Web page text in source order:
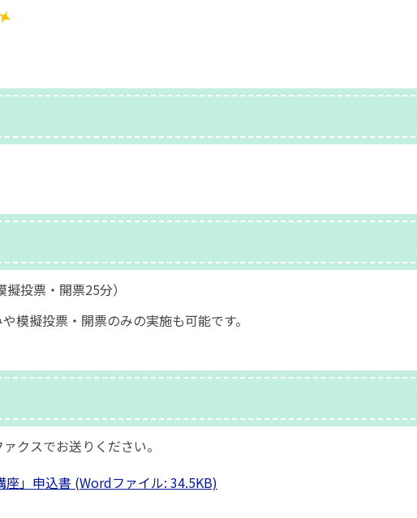
投票・開票25分）
模擬投票・開票のみの実施も可能です。
クスでお送りください。
座」申込書 (Wordファイル: 34.5KB)